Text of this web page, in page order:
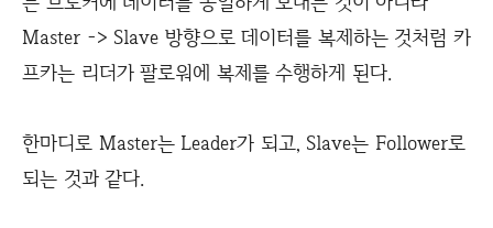
Master -> Slave 방향으로 데이터를 복제하는 것처럼 카
프카는 리더가 팔로워에 복제를 수행하게 된다.
한마디로 Master는 Leader가 되고, Slave는 Follower로
되는 것과 같다.